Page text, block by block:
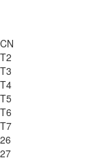
CN
T2
T3
T4
T5
T6
T7
26
27